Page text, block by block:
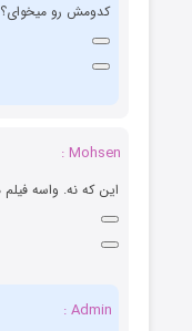
کدومش رو میخوای؟
Mohsen :
این که نه. واسه فیلم های
Admin :